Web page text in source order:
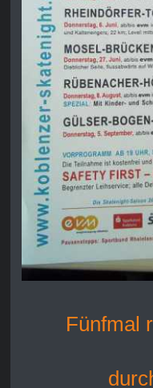
Fünfmal